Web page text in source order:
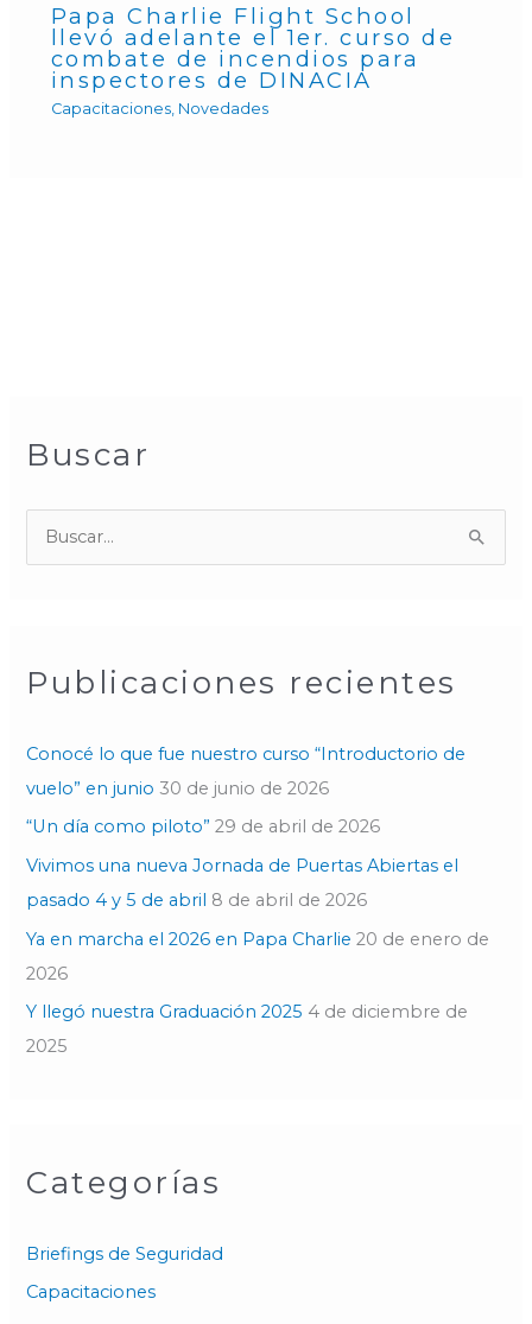
Papa Charlie Flight School
llevó adelante el 1er. curso de
combate de incendios para
inspectores de DINACIA
Capacitaciones, Novedades
Buscar
a
p
o
r
Publicaciones recientes
Conocé lo que fue nuestro curso “Introductorio de
vuelo” en junio 30 de junio de 2026
“Un día como piloto” 29 de abril de 2026
Vivimos una nueva Jornada de Puertas Abiertas el
pasado 4 y 5 de abril 8 de abril de 2026
Ya en marcha el 2026 en Papa Charlie 20 de enero de
2026
Y llegó nuestra Graduación 2025 4 de diciembre de
2025
Categorías
Briefings de Seguridad
Capacitaciones